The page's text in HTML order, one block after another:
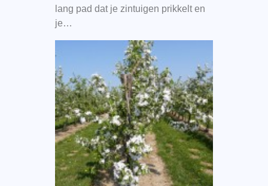
lang pad dat je zintuigen prikkelt en
je…